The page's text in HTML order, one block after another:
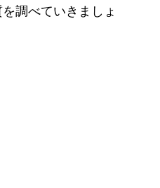
調べていきましょ